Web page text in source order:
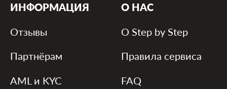
ИНФОРМАЦИЯ
Отзывы
Партнёрам
AML и KYC
О НАС
О Step by Step
Правила сервиса
FAQ